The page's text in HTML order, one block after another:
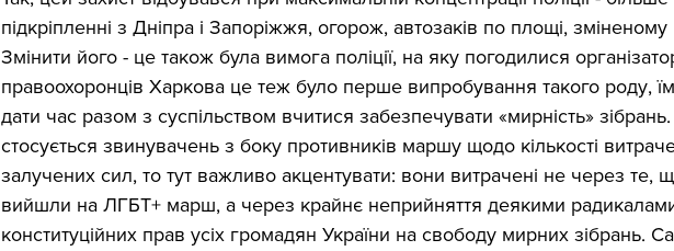
підкріпленні з Дніпра і Запоріжжя, огорож, автозаків по площі,
Змінити його - це також була вимога поліції, на яку погодилися
правоохоронців Харкова це теж було перше випробування такого роду,
дати час разом з суспільством вчитися забезпечувати «мирність»
стосується звинувачень з боку противників маршу щодо кількості
залучених сил, то тут важливо акцентувати: вони витрачені не через
вийшли на ЛГБТ+ марш, а через крайнє неприйняття деякими
конституційних прав усіх громадян України на свободу мирних зібрань.